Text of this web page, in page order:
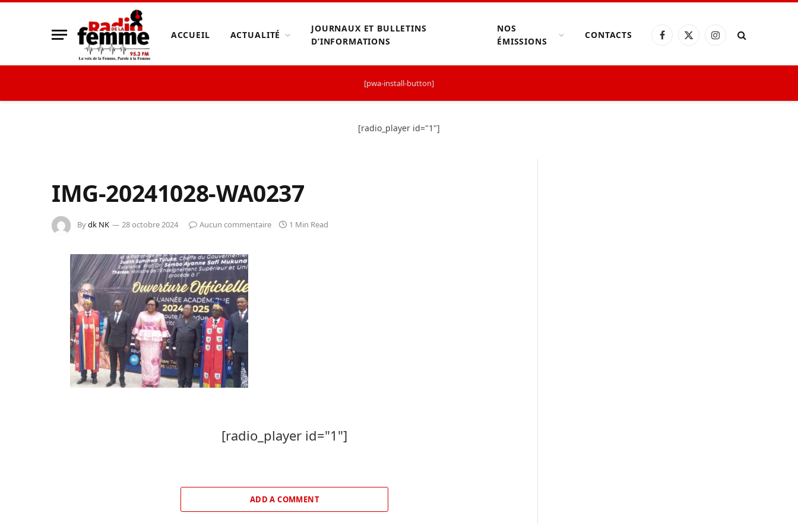
ACCUEIL ACTUALITÉ
JOURNAUX ET BULLETINS
D’INFORMATIONS
NOS
ÉMISSIONS
CONTACTS Facebook
X
Instagram
[pwa-install-button]
[radio_player id="1"]
IMG-20241028-WA0237
Bydk NK 28 octobre 2024 Aucun commentaire 1 Min Read
[radio_player id="1"]
ADD A COMMENT